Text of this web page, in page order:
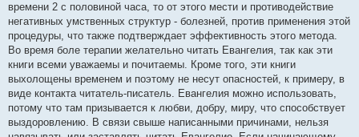
времени 2 с половиной часа, то от этого мести и противодействие
негативных умственных структур - болезней, против применения этой
процедуры, что также подтверждает эффективность этого метода.
Во время боле терапии желательно читать Евангелия, так как эти
книги всеми уважаемы и почитаемы. Кроме того, эти книги
выхолощены временем и поэтому не несут опасностей, к примеру, в
виде контакта читатель-писатель. Евангелия можно использовать,
потому что там призывается к любви, добру, миру, что способствует
выздоровлению. В связи свыше написанными причинами, нельзя